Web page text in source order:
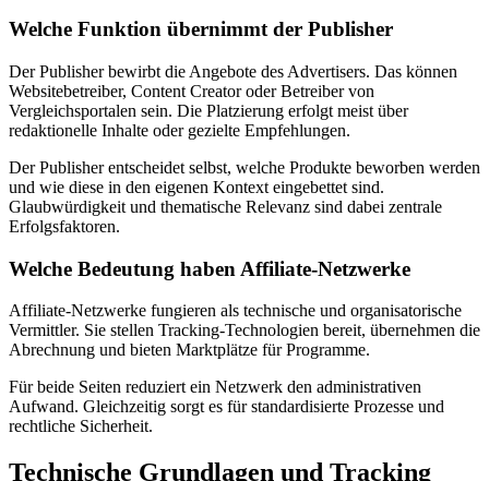
Welche Funktion übernimmt der Publisher
Der Publisher bewirbt die Angebote des Advertisers. Das können
Websitebetreiber, Content Creator oder Betreiber von
Vergleichsportalen sein. Die Platzierung erfolgt meist über
redaktionelle Inhalte oder gezielte Empfehlungen.
Der Publisher entscheidet selbst, welche Produkte beworben werden
und wie diese in den eigenen Kontext eingebettet sind.
Glaubwürdigkeit und thematische Relevanz sind dabei zentrale
Erfolgsfaktoren.
Welche Bedeutung haben Affiliate-Netzwerke
Affiliate-Netzwerke fungieren als technische und organisatorische
Vermittler. Sie stellen Tracking-Technologien bereit, übernehmen die
Abrechnung und bieten Marktplätze für Programme.
Für beide Seiten reduziert ein Netzwerk den administrativen
Aufwand. Gleichzeitig sorgt es für standardisierte Prozesse und
rechtliche Sicherheit.
Technische Grundlagen und Tracking